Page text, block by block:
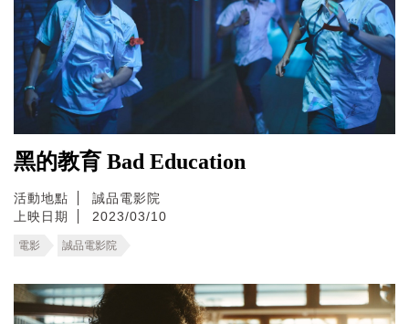
黑的教育 Bad Education
活動地點
誠品電影院
上映日期
2023/03/10
電影 誠品電影院